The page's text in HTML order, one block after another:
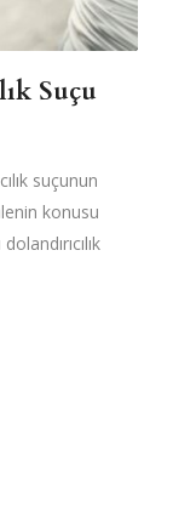
Suçu
suçunun
konusu